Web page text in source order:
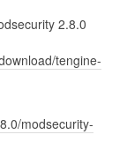
2.8.0
tengine-
modsecurity-